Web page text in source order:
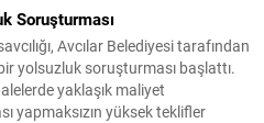
Soruşturması
Avcılar Belediyesi tarafından
yolsuzluk soruşturması başlattı.
yaklaşık maliyet
yapmaksızın yüksek teklifler